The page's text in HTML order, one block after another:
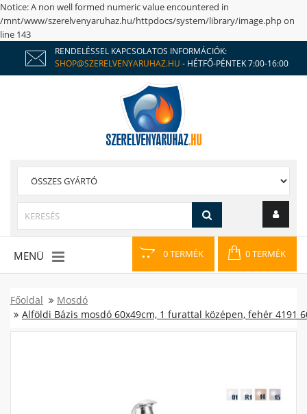
Notice: A non well formed numeric value encountered in
/mnt/www/szerelvenyaruhaz.hu/httpdocs/system/library/image.phpon
line 143
RENDELÉSSEL KAPCSOLATOS INFORMÁCIÓK:
SHOP@SZERELVENYARUHAZ.HU - HÉTFŐ-PÉNTEK 7:00-16:00
0 TERMÉK 0 TERMÉK
MENÜ
Főoldal
Mosdó
Alföldi Bázis mosdó 60x49cm, 1 furattal középen, fehér 4191